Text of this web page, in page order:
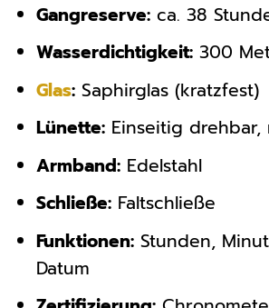
Gangreserve:ca. 38
Wasserdichtigkeit:300
Glas:Saphirglas (kratzfest)
Lünette:Einseitig drehbar,
Armband:Edelstahl
Schließe:Faltschließe
Funktionen:Stunden,
Datum